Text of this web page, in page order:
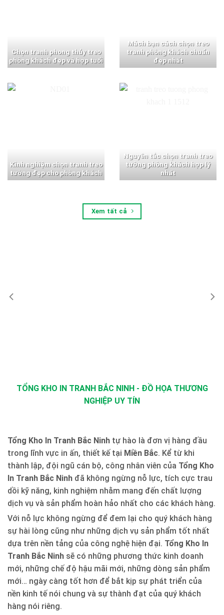
Chọn tranh phong thủy treo
phòng khách đẹp và hợp tuổi
Mách bạn cách chọn treo
tranh phòng khách chuẩn
đẹp nhất
Kinh nghiệm chọn tranh treo
tường đẹp cho phòng khách
Nguyên tắc chọn tranh treo
tường phòng khách hợp lý
nhất
Xem tất cả
TỔNG KHO IN TRANH BẮC NINH - ĐỒ HỌA THƯƠNG
NGHIỆP UY TÍN
Tổng Kho In Tranh Bắc Ninh tự hào là đơn vị hàng đầu
trong lĩnh vực in ấn, thiết kế tại Miền Bắc. Kể từ khi
thành lập, đội ngũ cán bộ, công nhân viên của Tổng Kho
In Tranh Bắc Ninh đã không ngừng nỗ lực, tích cực trau
dồi kỹ năng, kinh nghiệm nhằm mang đến chất lượng
dịch vụ và sản phẩm hoàn hảo nhất cho các khách hàng.
Với nỗ lực không ngừng để đem lại cho quý khách hàng
sự hài lòng cũng như những dịch vụ sản phẩm tốt nhất
dựa trên nền tảng của công nghệ hiện đại. Tổng Kho In
Tranh Bắc Ninh sẽ có những phương thức kinh doanh
mới, những chế độ hậu mãi mới, những dòng sản phẩm
mới… ngày càng tốt hơn để bắt kịp sự phát triển của
nền kinh tế nói chung và sự thành đạt của quý khách
hàng nói riêng.